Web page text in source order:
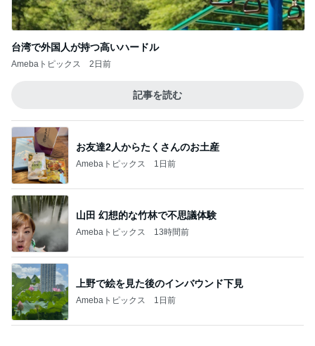
台湾で外国人が持つ高いハードル
Amebaトピックス 2日前
記事を読む
お友達2人からたくさんのお土産
Amebaトピックス 1日前
山田 幻想的な竹林で不思議体験
Amebaトピックス 13時間前
上野で絵を見た後のインバウンド下見
Amebaトピックス 1日前